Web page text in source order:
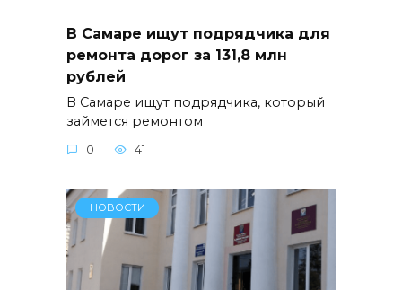
В Самаре ищут подрядчика для
ремонта дорог за 131,8 млн
рублей
В Самаре ищут подрядчика, который
займется ремонтом
0 41
НОВОСТИ